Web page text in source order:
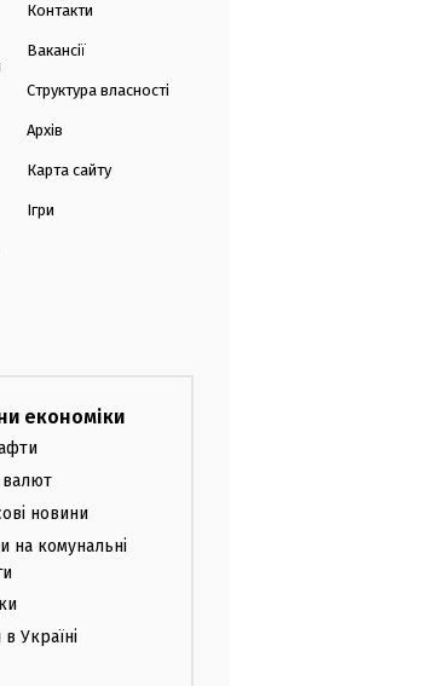
Контакти
Вакансії
Структура власності
Архів
Карта сайту
Ігри
економіки
новини
на комунальні
в Україні